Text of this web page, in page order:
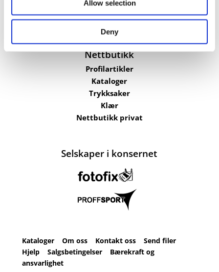
Allow selection
Deny
Man – fre 08:00 – 16:00
Nettbutikk
Profilartikler
Kataloger
Trykksaker
Klær
Nettbutikk privat
Selskaper i konsernet
Kataloger Om oss Kontakt oss
Send filer
Hjelp Salgsbetingelser
Bærekraft og
ansvarlighet